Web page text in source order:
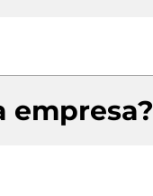
empresa?